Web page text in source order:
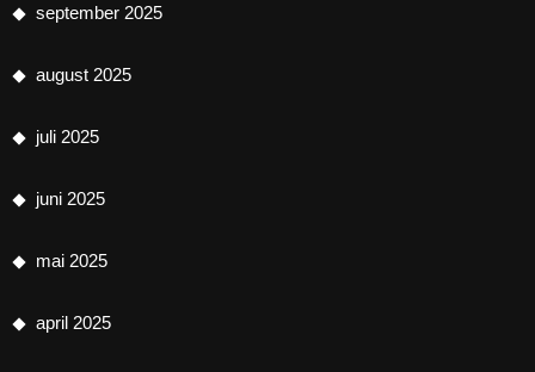
september 2025
august 2025
juli 2025
juni 2025
mai 2025
april 2025